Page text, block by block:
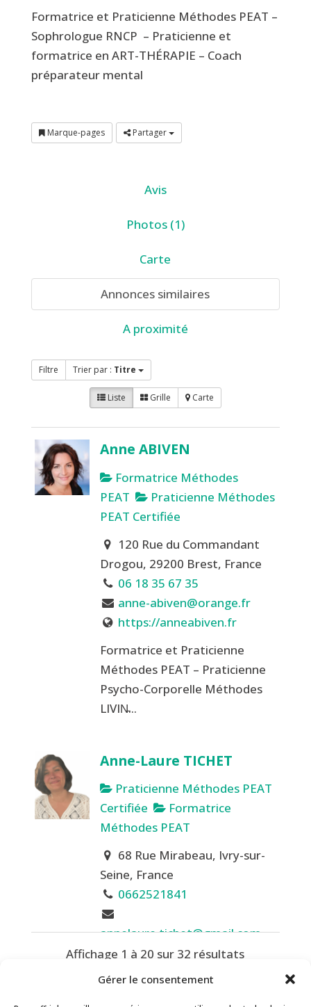
Gérer le consentement
Formatrice et Praticienne Méthodes PEAT –
Sophrologue RNCP – Praticienne et
formatrice en ART-THÉRAPIE – Coach
préparateur mental
Marque-pages Partager
Avis
Photos (1)
Carte
Annonces similaires
A proximité
Filtre Trier par : Titre
Liste Grille Carte
Anne ABIVEN
Formatrice Méthodes
PEAT
Praticienne Méthodes
PEAT Certifiée
120 Rue du Commandant
Drogou, 29200 Brest, France
06 18 35 67 35
anne-abiven@orange.fr
https://anneabiven.fr
Formatrice et Praticienne
Méthodes PEAT – Praticienne
Psycho-Corporelle Méthodes
LIVIN̵...
Anne-Laure TICHET
Praticienne Méthodes PEAT
Certifiée
Formatrice
Méthodes PEAT
68 Rue Mirabeau, Ivry-sur-
Seine, France
0662521841
annelaure.tichet@gmail.com
https://www.annelaure-
tichet-sophrologue.com
Affichage 1 à 20 sur 32 résultats
« 1 2 »